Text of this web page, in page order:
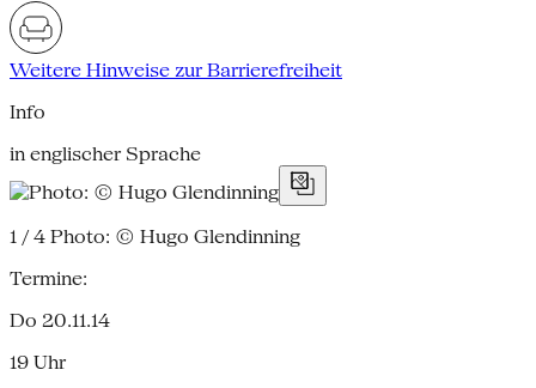
Weitere Hinweise zur Barrierefreiheit
Info
in englischer Sprache
1 / 4 Photo: © Hugo Glendinning
Termine:
Do 20.11.14
19 Uhr